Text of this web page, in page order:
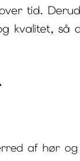
tid.
kvalitet,
af hør